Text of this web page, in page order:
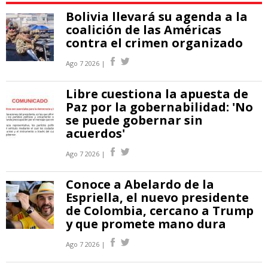
Bolivia llevará su agenda a la
coalición de las Américas
contra el crimen organizado
Ago 7 2026 |
Libre cuestiona la apuesta de
Paz por la gobernabilidad: 'No
se puede gobernar sin
acuerdos'
Ago 7 2026 |
Conoce a Abelardo de la
Espriella, el nuevo presidente
de Colombia, cercano a Trump
y que promete mano dura
Ago 7 2026 |